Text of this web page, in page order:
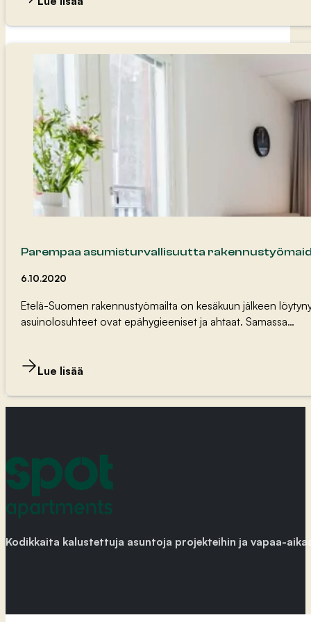
Parempaa asumisturvallisuutta
6.10.2020
Etelä-Suomen rakennustyömailta on kesäkuun jälkeen
asuinolosuhteet ovat epähygieeniset ja ahtaat. Samassa…
Lue lisää
Kodikkaita kalustettuja asuntoja projekteihin ja vapaa-